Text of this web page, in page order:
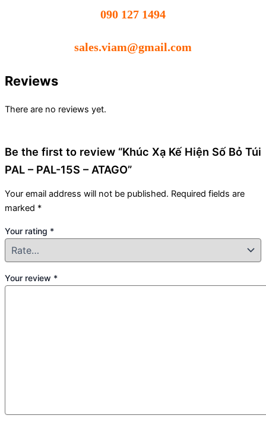
090 127 1494
sales.viam@gmail.com
Reviews
There are no reviews yet.
Be the first to review “Khúc Xạ Kế Hiện Số Bỏ Túi
PAL – PAL-15S – ATAGO”
Your email address will not be published. Required fields are
marked *
Your rating *
Your review *